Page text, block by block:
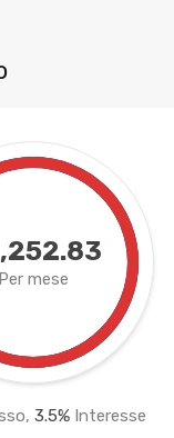
Per mese
3.5%Interesse